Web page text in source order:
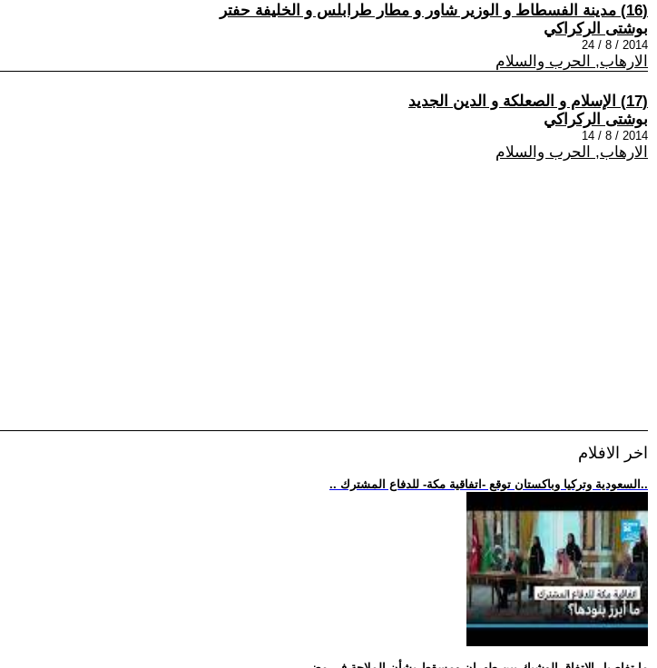
(16) مدينة الفسطاط و الوزير شاور و مطار طرابلس و الخليفة حفتر
بوشتى الركراكي
2014 / 8 / 24
الارهاب, الحرب والسلام
(17) الإسلام و الصعلكة و الدين الجديد
بوشتى الركراكي
2014 / 8 / 14
الارهاب, الحرب والسلام
اخر الافلام
.. السعودية وتركيا وباكستان توقع -اتفاقية مكة- للدفاع المشترك..